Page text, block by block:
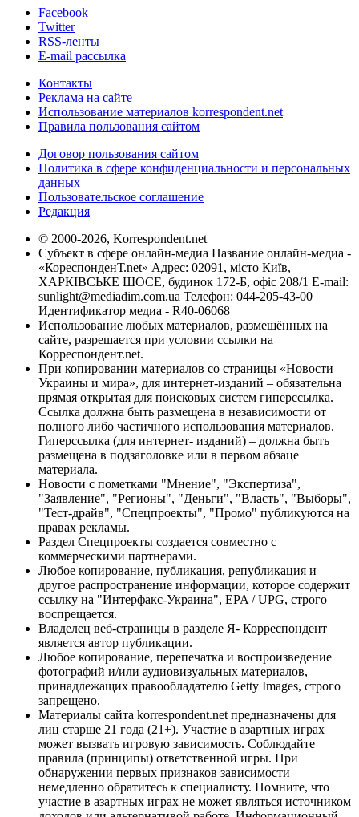
Facebook
Twitter
RSS-ленты
E-mail рассылка
Контакты
Реклама на сайте
Использование материалов korrespondent.net
Правила пользования сайтом
Договор пользования сайтом
Политика в сфере конфиденциальности и персональных
данных
Пользовательское соглашение
Редакция
© 2000-2026, Korrespondent.net
Субъект в сфере онлайн-медиа Название онлайн-медиа -
«КореспонденТ.net» Адрес: 02091, місто Київ,
ХАРКІВСЬКЕ ШОСЕ, будинок 172-Б, офіс 208/1 E-mail:
sunlight@mediadim.com.ua Телефон: 044-205-43-00
Идентификатор медиа - R40-06068
Использование любых материалов, размещённых на
сайте, разрешается при условии ссылки на
Корреспондент.net.
При копировании материалов со страницы «Новости
Украины и мира», для интернет-изданий – обязательна
прямая открытая для поисковых систем гиперссылка.
Ссылка должна быть размещена в независимости от
полного либо частичного использования материалов.
Гиперссылка (для интернет- изданий) – должна быть
размещена в подзаголовке или в первом абзаце
материала.
Новости с пометками "Мнение", "Экспертиза",
"Заявление", "Регионы", "Деньги", "Власть", "Выборы",
"Тест-драйв", "Спецпроекты", "Промо" публикуются на
правах рекламы.
Раздел Спецпроекты создается совместно с
коммерческими партнерами.
Любое копирование, публикация, републикация и
другое распространение информации, которое содержит
ссылку на "Интерфакс-Украина", EPA / UPG, строго
воспрещается.
Владелец веб-страницы в разделе Я- Корреспондент
является автор публикации.
Любое копирование, перепечатка и воспроизведение
фотографий и/или аудиовизуальных материалов,
принадлежащих правообладателю Getty Images, строго
запрещено.
Материалы сайта korrespondent.net предназначены для
лиц старше 21 года (21+). Участие в азартных играх
может вызвать игровую зависимость. Соблюдайте
правила (принципы) ответственной игры. При
обнаружении первых признаков зависимости
немедленно обратитесь к специалисту. Помните, что
участие в азартных играх не может являться источником